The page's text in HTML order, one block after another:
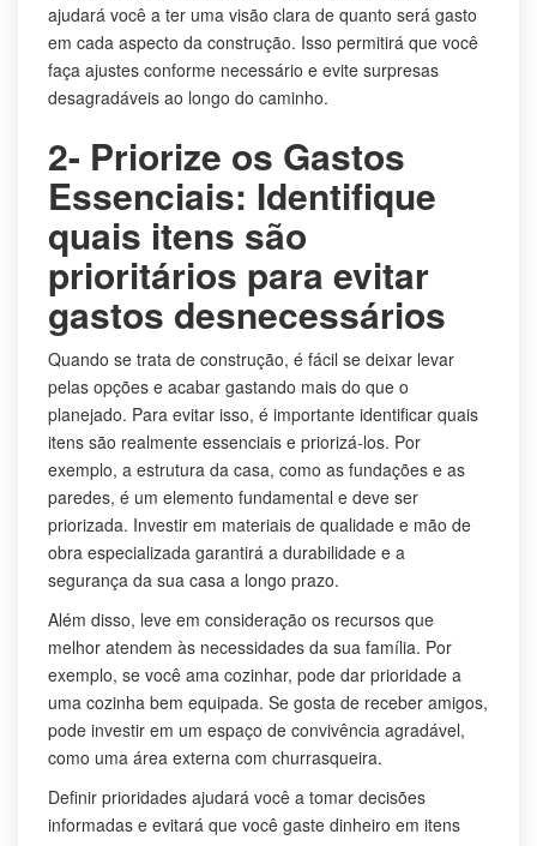
ajudará você a ter uma visão clara de quanto será gasto
em cada aspecto da construção. Isso permitirá que você
faça ajustes conforme necessário e evite surpresas
desagradáveis ao longo do caminho.
2- Priorize os Gastos
Essenciais: Identifique
quais itens são
prioritários para evitar
gastos desnecessários
Quando se trata de construção, é fácil se deixar levar
pelas opções e acabar gastando mais do que o
planejado. Para evitar isso, é importante identificar quais
itens são realmente essenciais e priorizá-los. Por
exemplo, a estrutura da casa, como as fundações e as
paredes, é um elemento fundamental e deve ser
priorizada. Investir em materiais de qualidade e mão de
obra especializada garantirá a durabilidade e a
segurança da sua casa a longo prazo.
Além disso, leve em consideração os recursos que
melhor atendem às necessidades da sua família. Por
exemplo, se você ama cozinhar, pode dar prioridade a
uma cozinha bem equipada. Se gosta de receber amigos,
pode investir em um espaço de convivência agradável,
como uma área externa com churrasqueira.
Definir prioridades ajudará você a tomar decisões
informadas e evitará que você gaste dinheiro em itens